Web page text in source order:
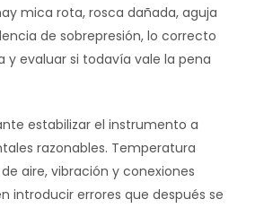
mica rota, rosca dañada, aguja
de sobrepresión, lo correcto
y evaluar si todavía vale la pena
estabilizar el instrumento a
razonables. Temperatura
aire, vibración y conexiones
introducir errores que después se